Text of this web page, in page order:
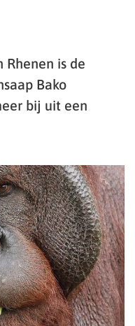
is de
Bako
bij uit een